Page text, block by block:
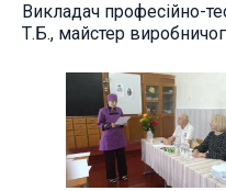
Викладач професійно-
Т.Б., майстер